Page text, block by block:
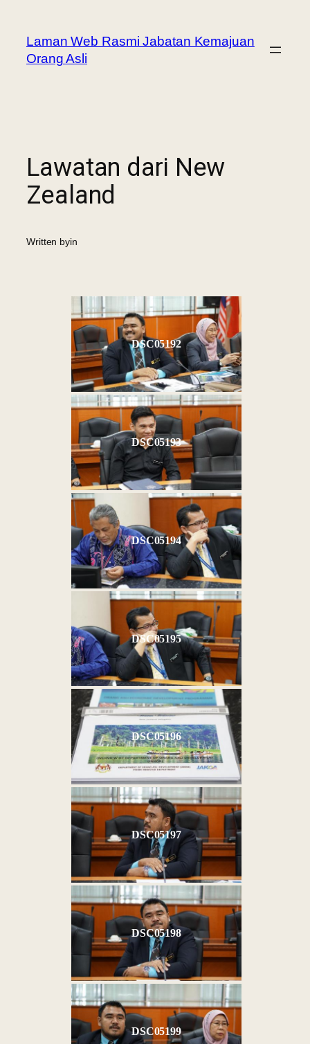
Laman Web Rasmi Jabatan Kemajuan
Orang Asli
Lawatan dari New
Zealand
Written byin
DSC05192
DSC05193
DSC05194
DSC05195
DSC05196
DSC05197
DSC05198
DSC05199